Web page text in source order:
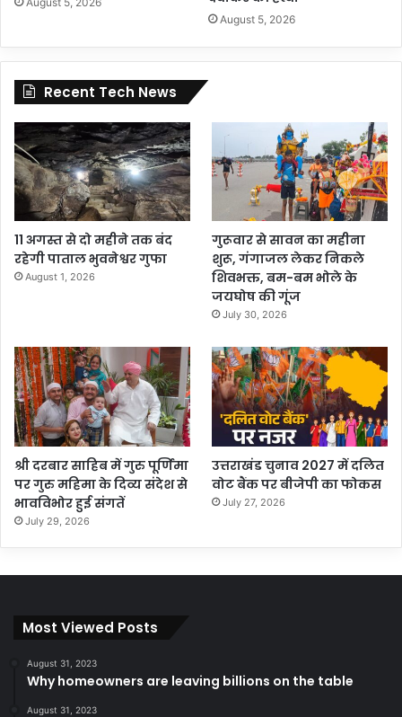
August 5, 2026
Recent Tech News
11 अगस्त से दो महीने तक बंद
रहेगी पाताल भुवनेश्वर गुफा
August 1, 2026
गुरूवार से सावन का महीना
शुरू, गंगाजल लेकर निकले
शिवभक्त, बम-बम भोले के
जयघोष की गूंज
July 30, 2026
श्री दरबार साहिब में गुरु पूर्णिमा
पर गुरु महिमा के दिव्य संदेश से
भावविभोर हुई संगतें
July 29, 2026
उत्तराखंड चुनाव 2027 में दलित
वोट बैंक पर बीजेपी का फोकस
July 27, 2026
Most Viewed Posts
August 31, 2023
Why homeowners are leaving billions on the table
August 31, 2023